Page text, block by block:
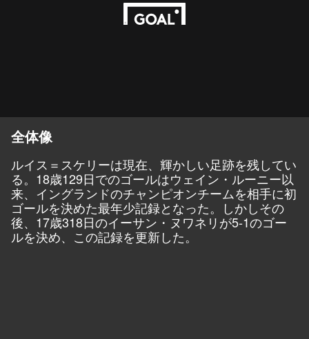
全体像
ルイス＝スケリーは現在、輝かしい足跡を残してい
る。18歳129日でのゴールはウェイン・ルーニー以
来、イングランドのチャンピオンチームを相手に初
ゴールを決めた最年少記録となった。しかしその
後、17歳318日のイーサン・ヌワネリが5-1のゴー
ルを決め、この記録を更新した。